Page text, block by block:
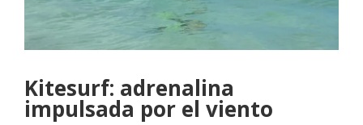
Kitesurf: adrenalina
impulsada por el viento